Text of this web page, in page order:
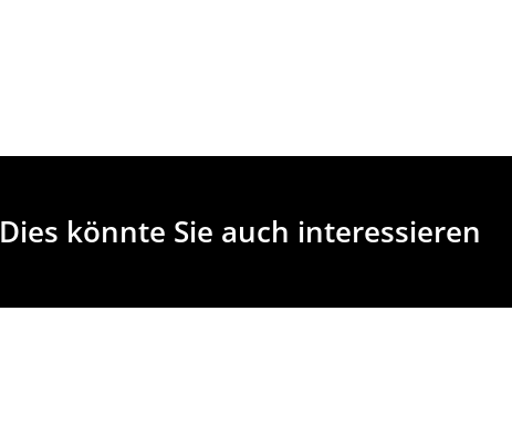
Dies könnte Sie auch interessieren